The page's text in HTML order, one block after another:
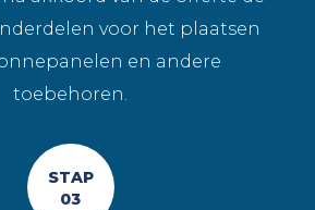
voor het plaatsen
en andere
toebehoren.
STAP
03